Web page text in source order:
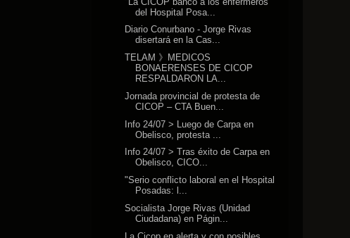
del Hospital Posa...
Diario Conurbano - Jorge Rivas
disertará en la Cas...
TELAM 》MEDICOS
BONAERENSES DE CICOP
RESPALDARON LA...
Jornada provincial de protesta de
CICOP – CTA Buen...
Info 24/07 > Luego de Carpa en
Obelisco, protesta ...
Info 24/07 > Tras éxito de Carpa en
Obelisco, CICO...
"Serio conflicto laboral en el Hospital
Posadas: l...
Socialista Jorge Rivas (Unidad
Ciudadana) en Págin...